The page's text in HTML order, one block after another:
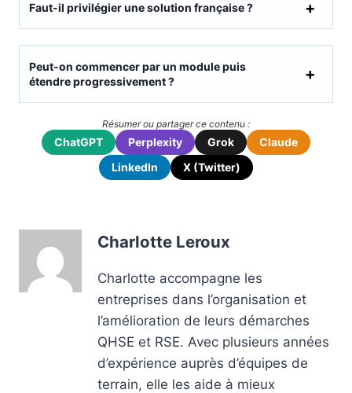
Faut-il privilégier une solution française ?
Peut-on commencer par un module puis
étendre progressivement ?
Résumer ou partager ce contenu :
ChatGPT Perplexity Grok
Claude
LinkedIn
X (Twitter)
Charlotte Leroux
Charlotte accompagne les
entreprises dans l’organisation et
l’amélioration de leurs démarches
QHSE et RSE. Avec plusieurs années
d’expérience auprès d’équipes de
terrain, elle les aide à mieux